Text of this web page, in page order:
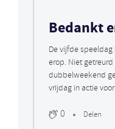
Bedankt
De vijfde
erop. Niet
dubbelweekend
vrijdag in actie
0 Delen